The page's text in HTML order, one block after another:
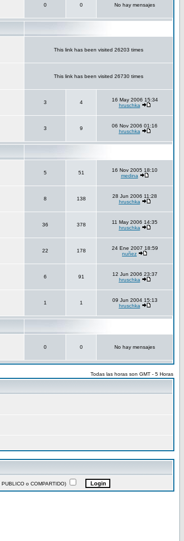
0 0 No hay mensajes
This link has been visited 26203 times
This link has been visited 26730 times
3 4
16 May 2006 15:34
hruschka
3 9
06 Nov 2006 01:16
hruschka
5 51
16 Nov 2005 18:10
medina
8 138
28 Jun 2006 11:28
hruschka
36 378
11 May 2006 14:35
hruschka
22 178
24 Ene 2007 18:59
nuñez
6 91
12 Jun 2006 23:37
hruschka
1 1
09 Jun 2004 15:13
hruschka
0 0 No hay mensajes
Todas las horas son GMT - 5 Horas
o COMPARTIDO)